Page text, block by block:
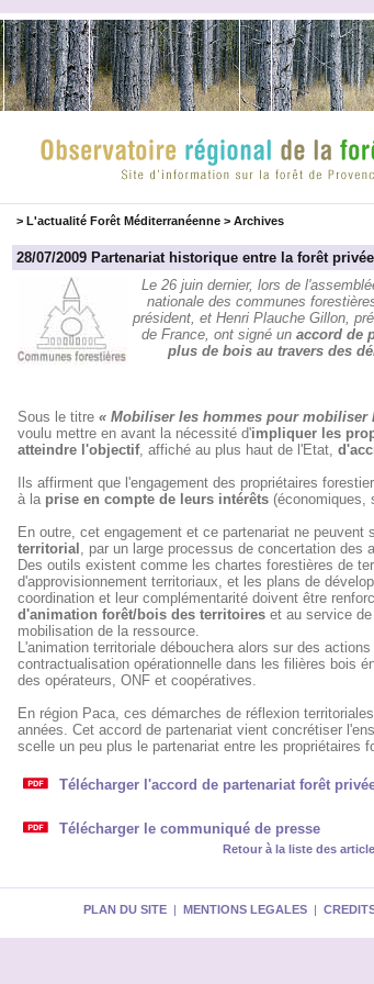
> L'actualité Forêt Méditerranéenne> Archives
28/07/2009 Partenariat historique entre la forêt
Le 26 juin dernier, lors de
nationale des communes
président, et Henri Plauche Gillon,
de France, ont signé un accord de
plus de bois au travers des
Sous le titre « Mobiliser les hommes pour mobiliser
voulu mettre en avant la nécessité d'impliquer les
atteindre l'objectif, affiché au plus haut de l'Etat,
Ils affirment que l'engagement des propriétaires
à la prise en compte de leurs intérêts(économiques,
En outre, cet engagement et ce partenariat ne peuvent
territorial , par un large processus de concertation des
Des outils existent comme les chartes forestières de
d'approvisionnement territoriaux, et les plans de
coordination et leur complémentarité doivent être
d'animation forêt/bois des territoireset au service de
mobilisation de la ressource.
L'animation territoriale débouchera alors sur des
contractualisation opérationnelle dans les filières bois
des opérateurs, ONF et coopératives.
En région Paca, ces démarches de réflexion
années. Cet accord de partenariat vient concrétiser
scelle un peu plus le partenariat entre les propriétaires
Télécharger l'accord de partenariat forêt
Télécharger le communiqué de presse
Retour à la liste des
PLAN DU SITE | MENTIONS LEGALES |